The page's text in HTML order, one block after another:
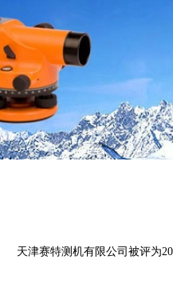
天津赛特测机有限公司被评为